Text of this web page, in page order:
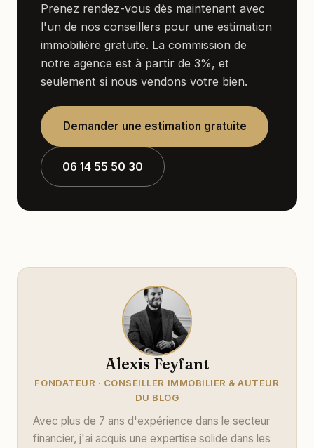
Prenez rendez-vous dès maintenant avec
l'un de nos conseillers pour une estimation
immobilière gratuite. La commission de
notre agence est à partir de 3%, et
seulement si nous vendons votre bien.
Demander une estimation gratuite
06 14 55 50 30
Alexis Feyfant
FONDATEUR · CONSEILLER IMMOBILIER & AUTEUR
DU BLOG
Avec plus de 7 ans d'expérience dans le secteur
financier, j'ai acquis une expertise solide dans les